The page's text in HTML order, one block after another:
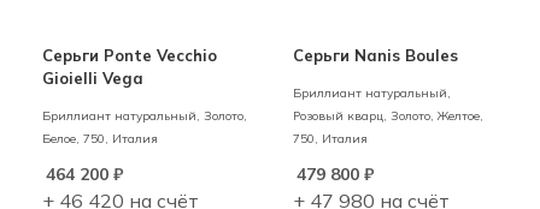
Серьги Ponte Vecchio
Gioielli Vega
Бриллиант натуральный, Золото,
Белое, 750, Италия
464 200 ₽
+ 46 420 на счёт
Серьги Nanis Boules
Бриллиант натуральный,
Розовый кварц, Золото, Желтое,
750,
Италия
479 800₽
+ 47 980 на счёт